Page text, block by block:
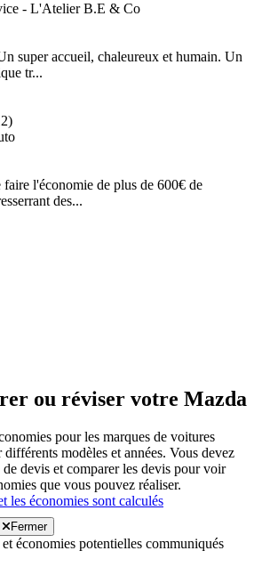
- L'Atelier B.E & Co
super accueil, chaleureux et humain. Un
tr...
faire l'économie de plus de 600€ de
des...
ou réviser votre Mazda
pour les marques de voitures
différents modèles et années. Vous devez
devis et comparer les devis pour voir
que vous pouvez réaliser.
les économies sont calculés
Fermer
économies potentielles communiqués